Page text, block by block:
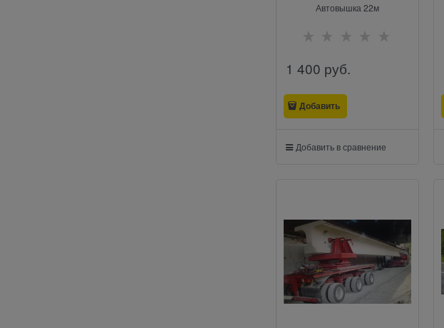
Автовышка 22м
1 400 руб.
Добавить
Добавить в сравнение